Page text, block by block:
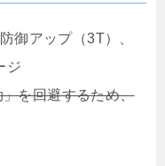
御アップ（3T）、
ジ
を回避するため、